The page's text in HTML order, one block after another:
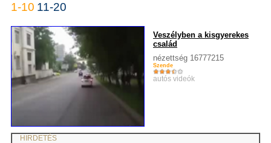
1-10 11-20
Veszélyben a kisgyerekes
család
nézettség 16777215
Szende
autós videók
HIRDETÉS